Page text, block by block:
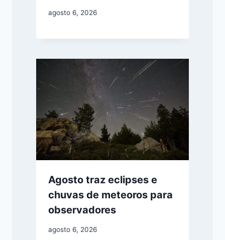
agosto 6, 2026
Agosto traz eclipses e
chuvas de meteoros para
observadores
agosto 6, 2026